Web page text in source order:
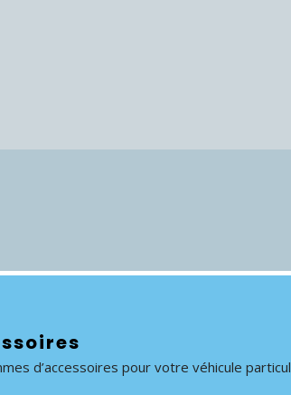
d’accessoires pour votre véhicule